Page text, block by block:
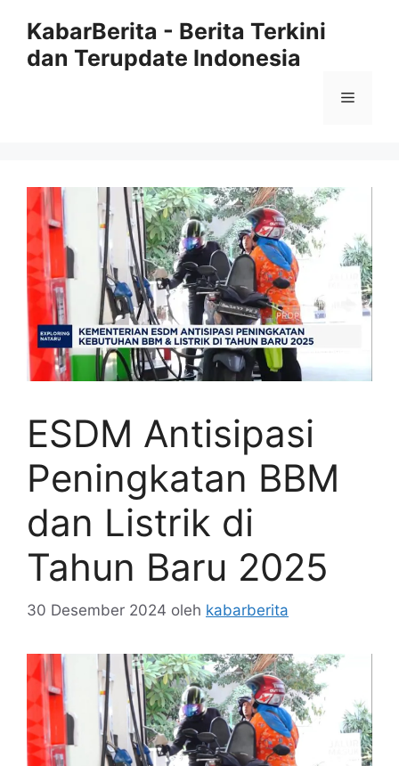
KabarBerita - Berita Terkini
dan Terupdate Indonesia
Menu
ESDM Antisipasi
Peningkatan BBM
dan Listrik di
Tahun Baru 2025
30 Desember 2024 oleh kabarberita